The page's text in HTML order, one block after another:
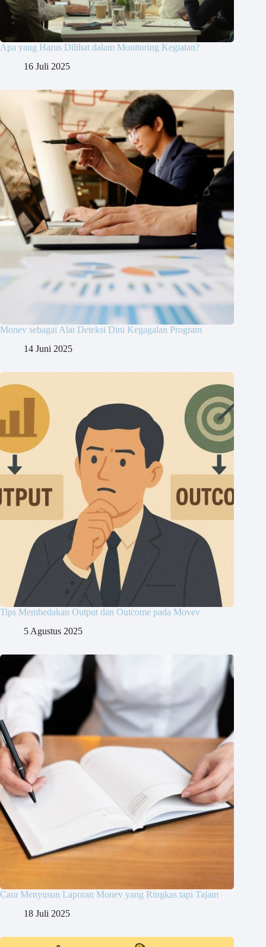
Apa yang Harus Dilihat dalam Monitoring Kegiatan?
16 Juli 2025
Monev sebagai Alat Deteksi Dini Kegagalan Program
14 Juni 2025
Tips Membedakan Output dan Outcome pada Movev
5 Agustus 2025
Cara Menyusun Laporan Monev yang Ringkas tapi Tajam
18 Juli 2025